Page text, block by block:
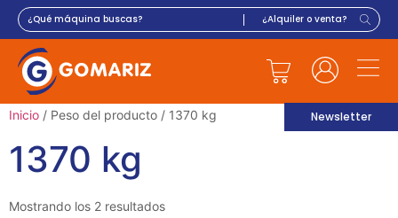
Newsletter
Inicio / Peso del producto / 1370 kg
1370 kg
Mostrando los 2 resultados